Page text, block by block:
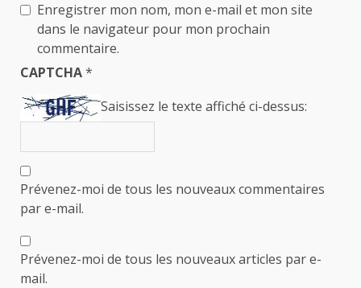
Enregistrer mon nom, mon e-mail et mon site
dans le navigateur pour mon prochain
commentaire.
CAPTCHA*
Saisissez le texte affiché ci-dessus:
Prévenez-moi de tous les nouveaux commentaires
par e-mail.
Prévenez-moi de tous les nouveaux articles par e-
mail.